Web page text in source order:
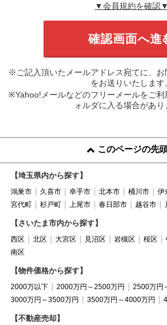
▼会員規約を確認▼
※ご記入頂いたメールアドレス宛てに、
をお送りいたします
※Yahoo!メールなどのフリーメールをご
ォルダに入る場合があり
このページの先
【埼玉県内から探す】
鴻巣市 久喜市 幸手市 北本市 桶川市 伊
宮代町
杉戸町 上尾市 春日部市 越谷市
【さいたま市内から探す】
西区 北区 大宮区 見沼区 岩槻区 桜区
南区
【物件価格から探す】
2000万以下 2000万円～2500万円
2500万円
3000万円～3500万円
3500万円～4000万円
【不動産売却】